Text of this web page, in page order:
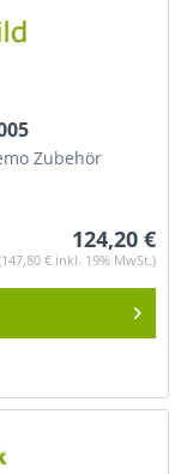
Zubehör
124,20 €
€ inkl. 19% MwSt.)